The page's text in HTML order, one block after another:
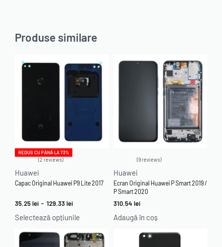
Produse similare
REDUS CU PÂNĂ LA 73%
2 reviews
Huawei
Capac Original Huawei P9 Lite 2017
35.25lei - 129.33lei
Selectează opțiunile
9 reviews
Huawei
Ecran Original Huawei P Smart 2019 /
P Smart 2020
310.54 lei
Adaugă în coș